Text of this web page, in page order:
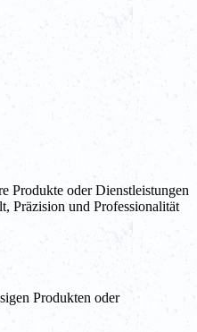
Produkte oder Dienstleistungen
Präzision und Professionalität
Produkten oder